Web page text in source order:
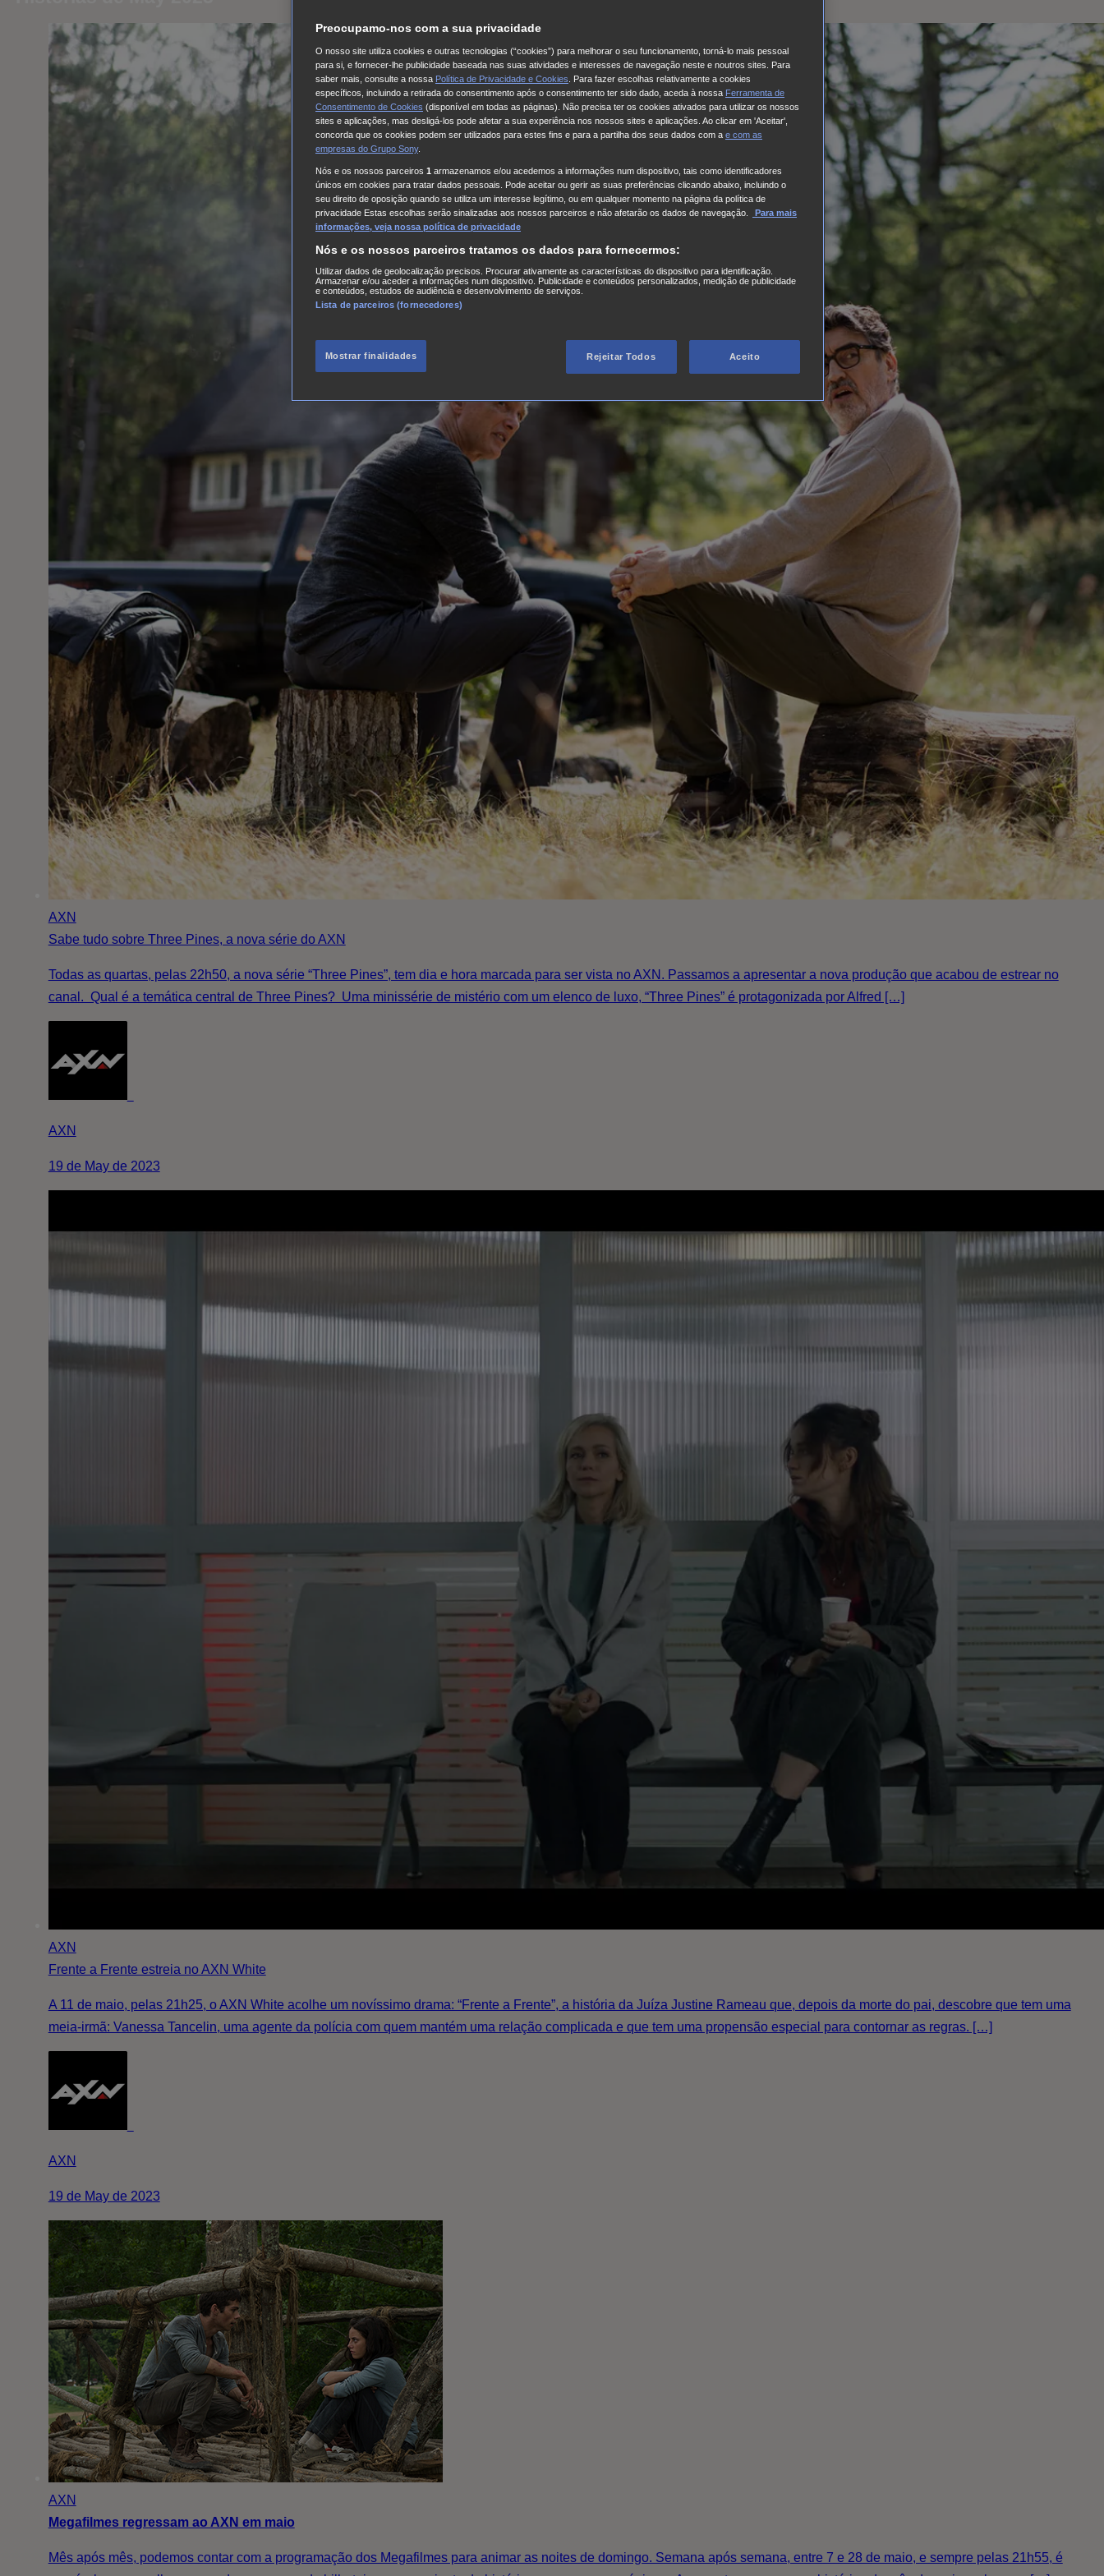
AXN
Sabe tudo sobre Three Pines, a nova série do AXN
Todas as quartas, pelas 22h50, a nova série “Three Pines”, tem dia e hora marcada para ser vista no AXN. Passamos a apresentar a nova produção que acabou de estrear no
canal. Qual é a temática central de Three Pines? Uma minissérie de mistério com um elenco de luxo, “Three Pines” é protagonizada por Alfred […]
AXN
19 de May de 2023
AXN
Frente a Frente estreia no AXN White
A 11 de maio, pelas 21h25, o AXN White acolhe um novíssimo drama: “Frente a Frente”, a história da Juíza Justine Rameau que, depois da morte do pai, descobre que tem uma
meia-irmã: Vanessa Tancelin, uma agente da polícia com quem mantém uma relação complicada e que tem uma propensão especial para contornar as regras. […]
AXN
19 de May de 2023
AXN
Megafilmes regressam ao AXN em maio
Mês após mês, podemos contar com a programação dos Megafilmes para animar as noites de domingo. Semana após semana, entre 7 e 28 de maio, e sempre pelas 21h55, é
Preocupamo-nos com a sua privacidade
O nosso site utiliza cookies e outras tecnologias (“cookies”) para melhorar o seu funcionamento, torná-lo mais pessoal
para si, e fornecer-lhe publicidade baseada nas suas atividades e interesses de navegação neste e noutros sites. Para
saber mais, consulte a nossa Política de Privacidade e Cookies . Para fazer escolhas relativamente a cookies
específicos, incluindo a retirada do consentimento após o consentimento ter sido dado, aceda à nossa Ferramenta de
Consentimento de Cookies (disponível em todas as páginas). Não precisa ter os cookies ativados para utilizar os nossos
sites e aplicações, mas desligá-los pode afetar a sua experiência nos nossos sites e aplicações. Ao clicar em 'Aceitar',
concorda que os cookies podem ser utilizados para estes fins e para a partilha dos seus dados com a e com as
empresas do Grupo Sony.
Nós e os nossos parceiros 1 armazenamos e/ou acedemos a informações num dispositivo, tais como identificadores
únicos em cookies para tratar dados pessoais. Pode aceitar ou gerir as suas preferências clicando abaixo, incluindo o
seu direito de oposição quando se utiliza um interesse legítimo, ou em qualquer momento na página da política de
privacidade Estas escolhas serão sinalizadas aos nossos parceiros e não afetarão os dados de navegação.
Para mais
informações, veja nossa política de privacidade
Nós e os nossos parceiros tratamos os dados para fornecermos:
Utilizar dados de geolocalização precisos. Procurar ativamente as características do dispositivo para identificação.
Armazenar e/ou aceder a informações num dispositivo. Publicidade e conteúdos personalizados, medição de publicidade
e conteúdos, estudos de audiência e desenvolvimento de serviços.
Lista de parceiros (fornecedores)
Mostrar finalidades Rejeitar Todos Aceito